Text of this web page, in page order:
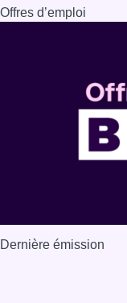
Offres d’emploi
Dernière émission